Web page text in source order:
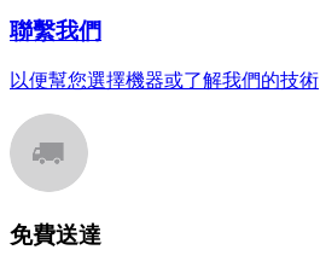
聯繫我們
以便幫您選擇機器或了解我們的技術
免費送達